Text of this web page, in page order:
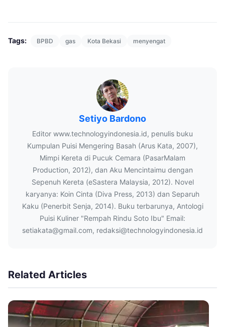
Tags: BPBD gas Kota Bekasi menyengat
Setiyo Bardono
Editor www.technologyindonesia.id, penulis buku
Kumpulan Puisi Mengering Basah (Arus Kata, 2007),
Mimpi Kereta di Pucuk Cemara (PasarMalam
Production, 2012), dan Aku Mencintaimu dengan
Sepenuh Kereta (eSastera Malaysia, 2012). Novel
karyanya: Koin Cinta (Diva Press, 2013) dan Separuh
Kaku (Penerbit Senja, 2014). Buku terbarunya, Antologi
Puisi Kuliner "Rempah Rindu Soto Ibu" Email:
setiakata@gmail.com, redaksi@technologyindonesia.id
Related Articles